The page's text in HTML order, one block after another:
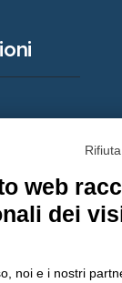
punta sulla
web
dei
noi e i nostri